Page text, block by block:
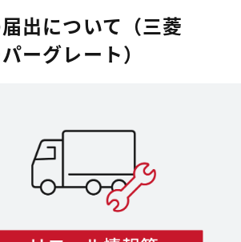
出について（三菱
ーグレート）